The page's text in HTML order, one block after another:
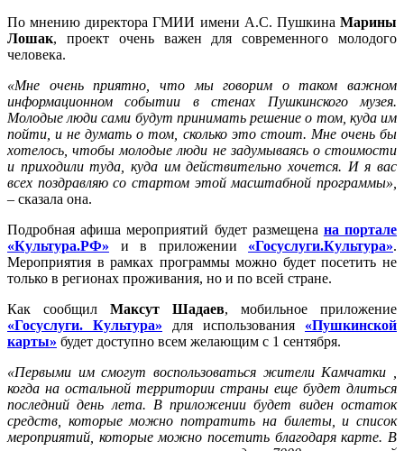
По мнению директора ГМИИ имени А.С. Пушкина Марины
Лошак, проект очень важен для современного молодого
человека.
«Мне очень приятно, что мы говорим о таком важном
информационном событии в стенах Пушкинского музея.
Молодые люди сами будут принимать решение о том, куда им
пойти, и не думать о том, сколько это стоит. Мне очень бы
хотелось, чтобы молодые люди не задумываясь о стоимости
и приходили туда, куда им действительно хочется. И я вас
всех поздравляю со стартом этой масштабной программы»,
– сказала она.
Подробная афиша мероприятий будет размещена на портале
«Культура.РФ» и в приложении «Госуслуги.Культура».
Мероприятия в рамках программы можно будет посетить не
только в регионах проживания, но и по всей стране.
Как сообщил Максут Шадаев, мобильное приложение
«Госуслуги. Культура» для использования «Пушкинской
карты» будет доступно всем желающим с 1 сентября.
«Первыми им смогут воспользоваться жители Камчатки ,
когда на остальной территории страны еще будет длиться
последний день лета. В приложении будет виден остаток
средств, которые можно потратить на билеты, и список
мероприятий, которые можно посетить благодаря карте. В